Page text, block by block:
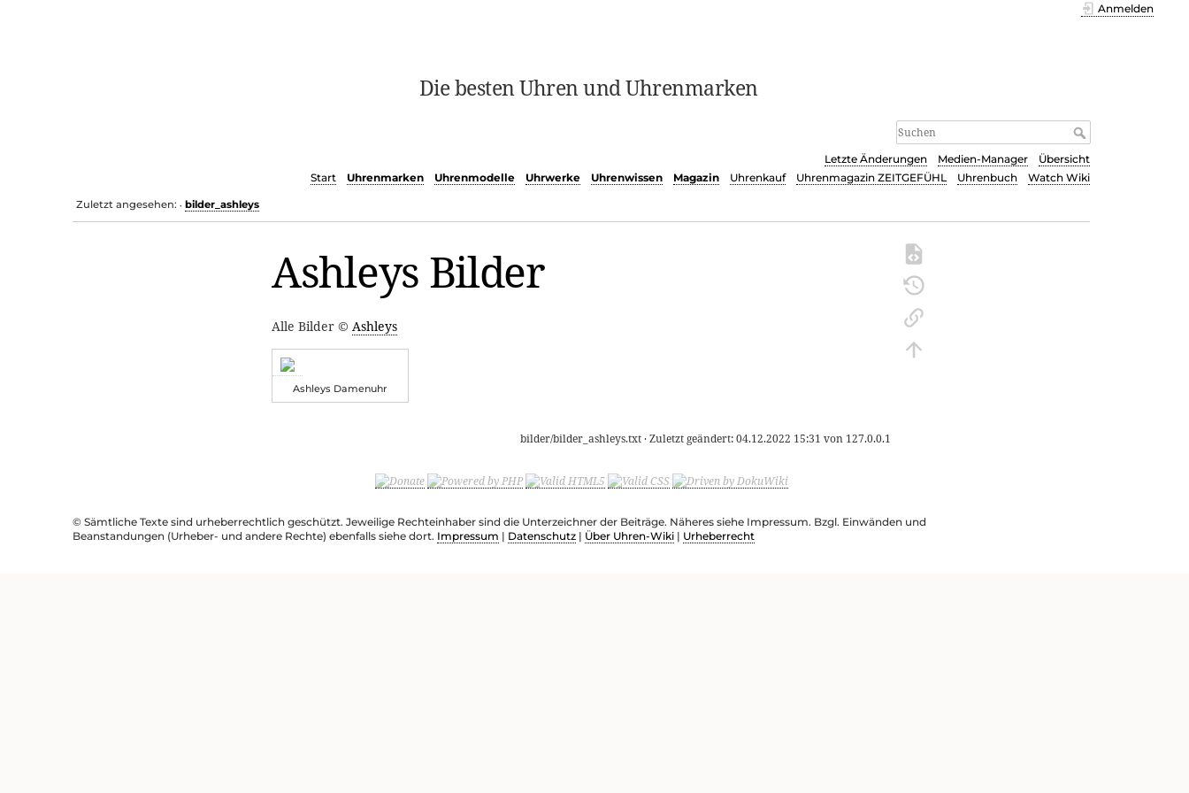
Die besten Uhren und Uhrenmarken
Anmelden
Letzte Änderungen Medien-Manager
Übersicht
Start
Uhrenmarken Uhrenmodelle Uhrwerke Uhrenwissen Magazin Uhrenkauf Uhrenmagazin ZEITGEFÜHL Uhrenbuch Watch Wiki
Zuletzt angesehen: • bilder_ashleys
Ashleys Bilder
Alle Bilder © Ashleys
Ashleys Damenuhr
bilder/bilder_ashleys.txt· Zuletzt geändert:04.12.2022 15:31 von 127.0.0.1
© Sämtliche Texte sind urheberrechtlich geschützt. Jeweilige Rechteinhaber sind die Unterzeichner der Beiträge. Näheres siehe Impressum. Bzgl. Einwänden und
Beanstandungen (Urheber- und andere Rechte) ebenfalls siehe dort. Impressum | Datenschutz | Über Uhren-Wiki | Urheberrecht